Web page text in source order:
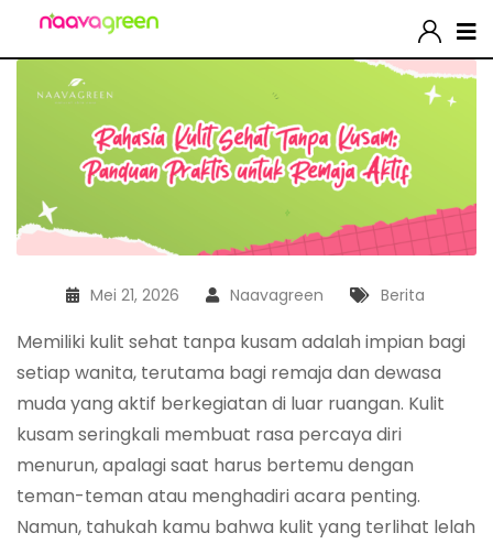
Mei 21, 2026 Naavagreen Berita
Memiliki kulit sehat tanpa kusam adalah impian bagi
setiap wanita, terutama bagi remaja dan dewasa
muda yang aktif berkegiatan di luar ruangan. Kulit
kusam seringkali membuat rasa percaya diri
menurun, apalagi saat harus bertemu dengan
teman-teman atau menghadiri acara penting.
Namun, tahukah kamu bahwa kulit yang terlihat lelah